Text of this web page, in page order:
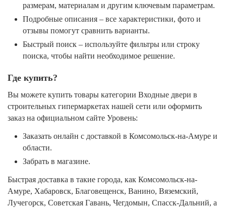
размерам, материалам и другим ключевым параметрам.
Подробные описания – все характеристики, фото и
отзывы помогут сравнить варианты.
Быстрый поиск – используйте фильтры или строку
поиска, чтобы найти необходимое решение.
Где купить?
Вы можете купить товары категории Входные двери в
строительных гипермаркетах нашей сети или оформить
заказ на официальном сайте Уровень:
Заказать онлайн с доставкой в Комсомольск-на-Амуре и
области.
Забрать в магазине.
Быстрая доставка в такие города, как Комсомольск-на-
Амуре, Хабаровск, Благовещенск, Ванино, Вяземский,
Лучегорск, Советская Гавань, Чегдомын, Спасск-Дальний, а